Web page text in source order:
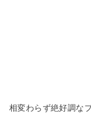
相変わらず絶好調な